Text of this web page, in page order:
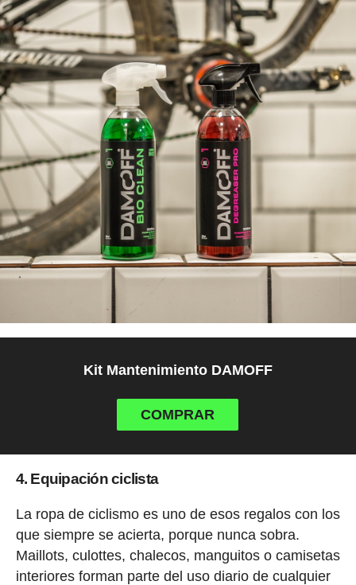
Kit Mantenimiento DAMOFF
COMPRAR
4. Equipación ciclista
La ropa de ciclismo es uno de esos regalos con los
que siempre se acierta, porque nunca sobra.
Maillots, culottes, chalecos, manguitos o camisetas
interiores forman parte del uso diario de cualquier